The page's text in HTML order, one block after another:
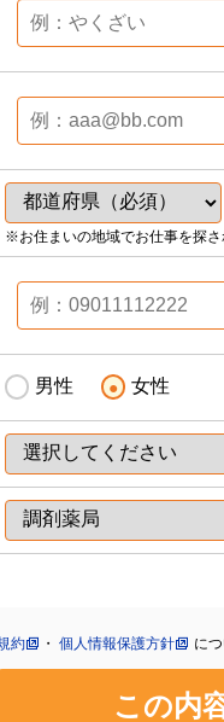
※お住まいの地域でお仕事を探
男性 女性
約 ・ 個人情報保護方針 に
この内